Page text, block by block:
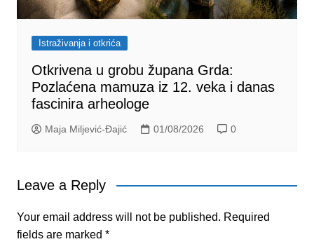
Istraživanja i otkrića
Otkrivena u grobu župana Grda:
Pozlaćena mamuza iz 12. veka i danas
fascinira arheologe
Maja Miljević-Đajić 01/08/2026 0
Leave a Reply
Your email address will not be published. Required
fields are marked *